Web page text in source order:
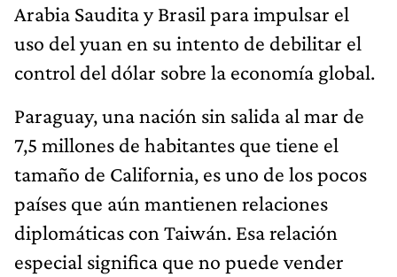
Arabia Saudita y Brasil para impulsar el
uso del yuan en su intento de debilitar el
control del dólar sobre la economía global.
Paraguay, una nación sin salida al mar de
7,5 millones de habitantes que tiene el
tamaño de California, es uno de los pocos
países que aún mantienen relaciones
diplomáticas con Taiwán. Esa relación
especial significa que no puede vender